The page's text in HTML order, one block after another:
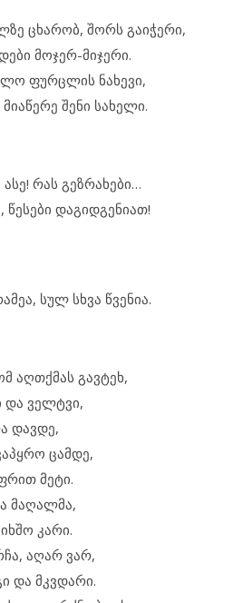
ცხარობ, შორს გაიჭერი,
მოჯერ-მიჯერი.
ფურცლის ნახევი,
შენი სახელი.
რას გეზრახები…
წესები დაგიდგენიათ!
სულ სხვა წვენია.
აღთქმას გავტეხ,
და ველტვი,
დავდე,
ცამდე,
მეტი.
მაღალმა,
კარი.
აღარ ვარ,
და მკვდარი.